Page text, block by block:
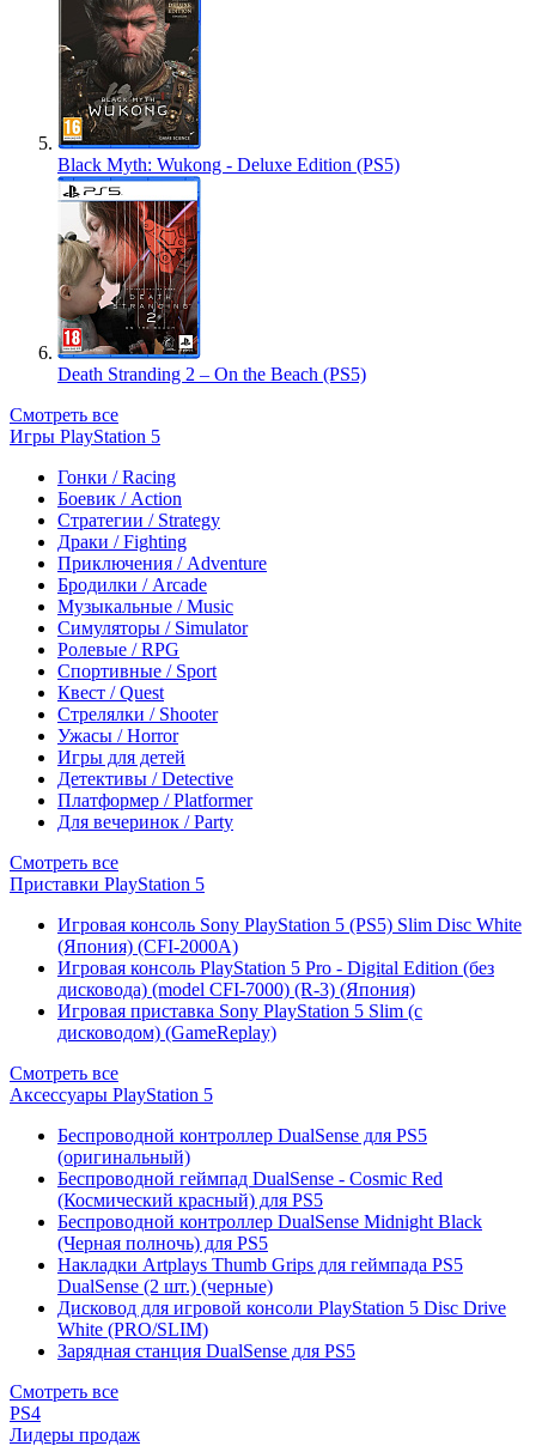
Black Myth: Wukong - Deluxe Edition (PS5)
Death Stranding 2 – On the Beach (PS5)
Смотреть все
Игры PlayStation 5
Гонки / Racing
Боевик / Action
Стратегии / Strategy
Драки / Fighting
Приключения / Adventure
Бродилки / Arcade
Музыкальные / Music
Симуляторы / Simulator
Ролевые / RPG
Спортивные / Sport
Квест / Quest
Стрелялки / Shooter
Ужасы / Horror
Игры для детей
Детективы / Detective
Платформер / Platformer
Для вечеринок / Party
Смотреть все
Приставки PlayStation 5
Игровая консоль Sony PlayStation 5 (PS5) Slim Disc White
(Япония) (CFI-2000A)
Игровая консоль PlayStation 5 Pro - Digital Edition (без
дисковода) (model CFI-7000) (R-3) (Япония)
Игровая приставка Sony PlayStation 5 Slim (с
дисководом) (GameReplay)
Смотреть все
Аксессуары PlayStation 5
Беспроводной контроллер DualSense для PS5
(оригинальный)
Беспроводной геймпад DualSense - Cosmic Red
(Космический красный) для PS5
Беспроводной контроллер DualSense Midnight Black
(Черная полночь) для PS5
Накладки Artplays Thumb Grips для геймпада PS5
DualSense (2 шт.) (черные)
Дисковод для игровой консоли PlayStation 5 Disc Drive
White (PRO/SLIM)
Зарядная станция DualSense для PS5
Смотреть все
PS4
Лидеры продаж